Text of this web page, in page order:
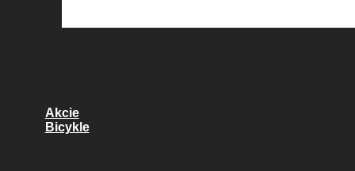
Akcie
Bicykle